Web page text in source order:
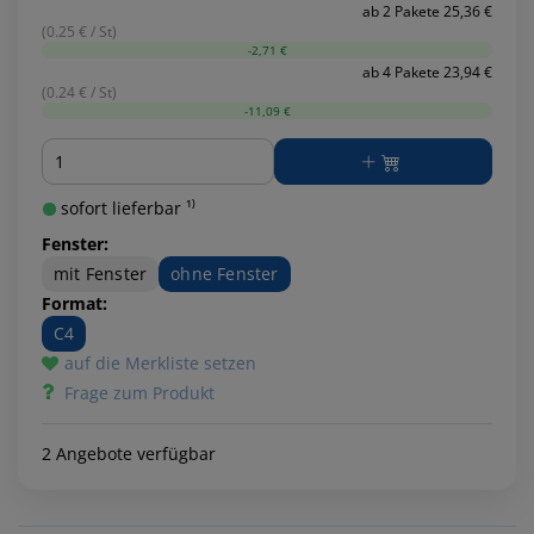
ab 2 Pakete 25,36 €
(0.25 € / St)
-2,71 €
ab 4 Pakete 23,94 €
(0.24 € / St)
-11,09 €
Menge
sofort lieferbar ¹⁾
Fenster:
mit Fenster
ohne Fenster
Format:
C4
auf die Merkliste setzen
Frage zum Produkt
2 Angebote verfügbar